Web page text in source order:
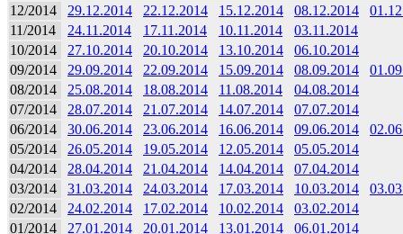
12/2014 29.12.2014 22.12.2014 15.12.2014 08.12.2014
11/2014
24.11.2014 17.11.2014 10.11.2014
03.11.2014
10/2014
27.10.2014 20.10.2014 13.10.2014
06.10.2014
09/2014
29.09.2014 22.09.2014 15.09.2014 08.09.2014
08/2014
25.08.2014 18.08.2014 11.08.2014
04.08.2014
07/2014
28.07.2014 21.07.2014 14.07.2014
07.07.2014
06/2014
30.06.2014 23.06.2014 16.06.2014 09.06.2014
05/2014
26.05.2014 19.05.2014 12.05.2014
05.05.2014
04/2014
28.04.2014 21.04.2014 14.04.2014
07.04.2014
03/2014
31.03.2014 24.03.2014 17.03.2014 10.03.2014
02/2014
24.02.2014 17.02.2014 10.02.2014
03.02.2014
01/2014
27.01.2014 20.01.2014 13.01.2014 06.01.2014